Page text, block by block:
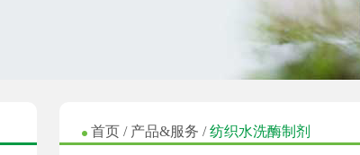
首页 / 产品&服务 /纺织水洗酶制剂